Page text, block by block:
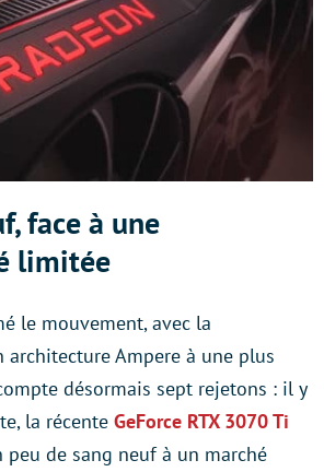
face à une
limitée
le mouvement, avec la
architecture Ampere à une plus
désormais sept rejetons : il y
la récente GeForce RTX 3070 Ti
de sang neuf à un marché